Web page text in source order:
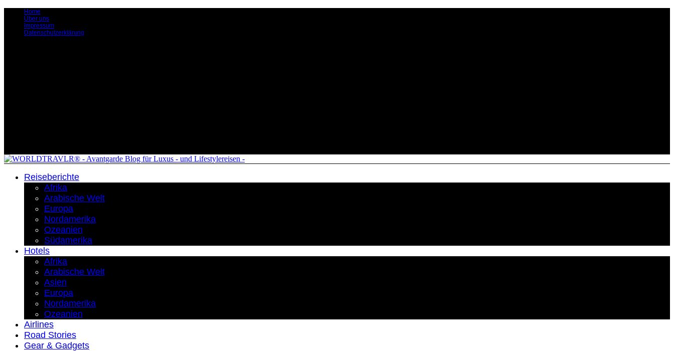
Home
Über uns
Impressum
Datenschutzerklärung
Reiseberichte
Afrika
Arabische Welt
Europa
Nordamerika
Ozeanien
Südamerika
Hotels
Afrika
Arabische Welt
Asien
Europa
Nordamerika
Ozeanien
Airlines
Road Stories
Gear & Gadgets